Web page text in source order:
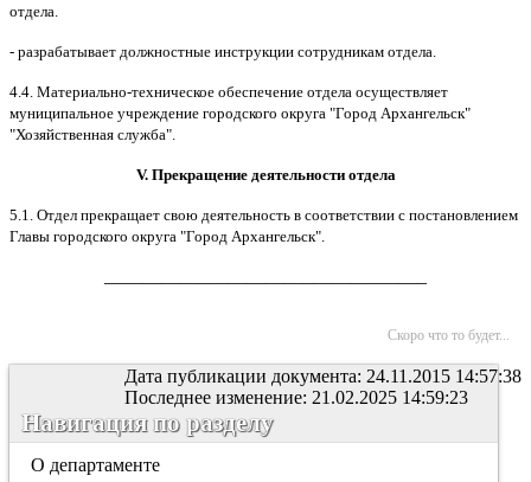
отдела.
- разрабатывает должностные инструкции сотрудникам отдела.
4.4. Материально-техническое обеспечение отдела осуществляет
муниципальное учреждение городского округа "Город Архангельск"
"Хозяйственная служба".
V. Прекращение деятельности отдела
5.1. Отдел прекращает свою деятельность в соответствии с постановлением
Главы городского округа "Город Архангельск".
Скоро что то будет...
Дата публикации документа: 24.11.2015 14:57:38
Последнее изменение: 21.02.2025 14:59:23
Навигация по разделу
О департаменте